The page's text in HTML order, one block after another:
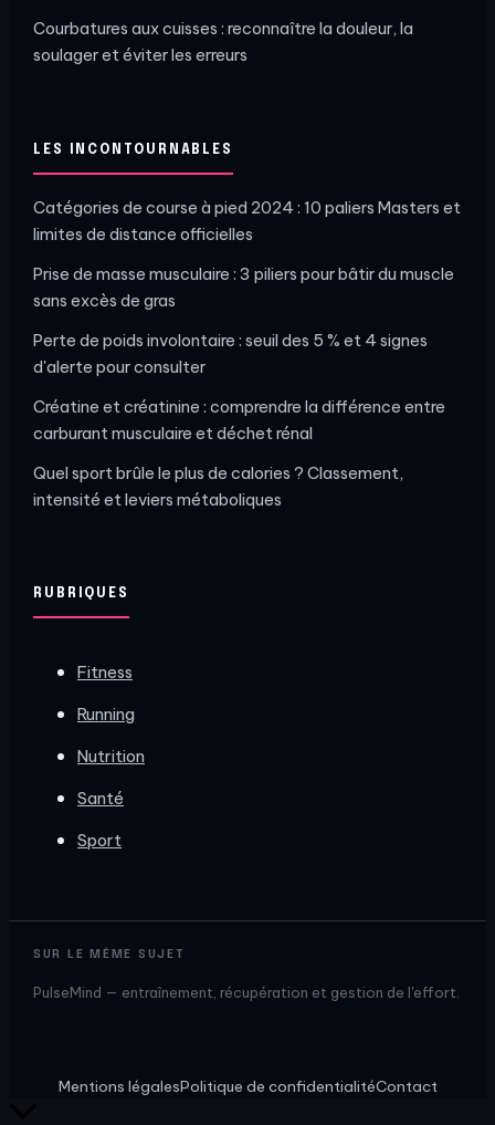
Courbatures aux cuisses : reconnaître la douleur, la
soulager et éviter les erreurs
LES INCONTOURNABLES
Catégories de course à pied 2024 : 10 paliers Masters et
limites de distance officielles
Prise de masse musculaire : 3 piliers pour bâtir du muscle
sans excès de gras
Perte de poids involontaire : seuil des 5 % et 4 signes
d'alerte pour consulter
Créatine et créatinine : comprendre la différence entre
carburant musculaire et déchet rénal
Quel sport brûle le plus de calories ? Classement,
intensité et leviers métaboliques
RUBRIQUES
Fitness
Running
Nutrition
Santé
Sport
SUR LE MÊME SUJET
PulseMind — entraînement, récupération et gestion de l'effort.
Mentions légalesPolitique de confidentialitéContact